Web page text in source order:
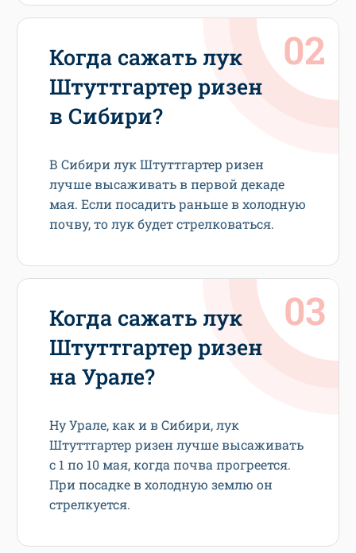
Когда сажать лук
Штуттгартер ризен
в Сибири?
В Сибири лук Штуттгартер ризен
лучше высаживать в первой декаде
мая. Если посадить раньше в холодную
почву, то лук будет стрелковаться.
Когда сажать лук
Штуттгартер ризен
на Урале?
Ну Урале, как и в Сибири, лук
Штуттгартер ризен лучше высаживать
с 1 по 10 мая, когда почва прогреется.
При посадке в холодную землю он
стрелкуется.